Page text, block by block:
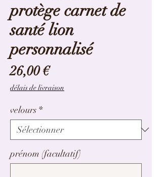
protège carnet de
santé lion
personnalisé
26,00 €Prix
délais de livraison
velours *
prénom (facultatif)